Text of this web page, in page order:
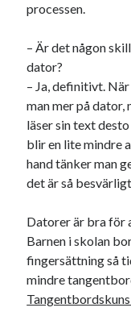
processen.
– Är det någon
dator?
– Ja, definitivt.
man mer på dator,
läser sin text
blir en lite mindre
hand tänker man
det är så
Datorer är bra för
Barnen i skolan
fingersättning så
mindre